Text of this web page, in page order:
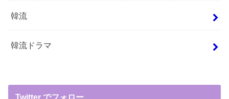
韓流
韓流ドラマ
Twitter でフォロー